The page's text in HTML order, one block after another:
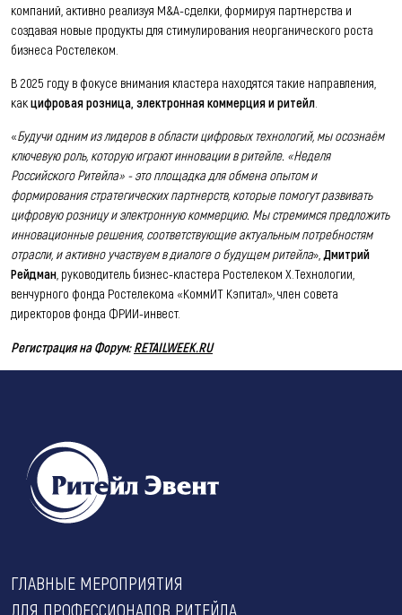
компаний, активно реализуя M&A-сделки, формируя партнерства и
создавая новые продукты для стимулирования неорганического роста
бизнеса Ростелеком.
В 2025 году в фокусе внимания кластера находятся такие направления,
какцифровая розница, электронная коммерция и ритейл
«Будучи одним из лидеров в области цифровых технологий, мы осознаём
ключевую роль, которую играют инновации в ритейле. «Неделя
Российского Ритейла» - это площадка для обмена опытом и
формирования стратегических партнерств, которые помогут развивать
цифровую розницу и электронную коммерцию. Мы стремимся предложить
инновационные решения, соответствующие актуальным потребностям
отрасли, и активно участвуем в диалоге о будущем ритейла», Дмитрий
Рейдман , руководитель бизнес-кластера Ростелеком Х.Технологии,
венчурного фонда Ростелекома «КоммИТ Кэпитал», член совета
директоров фонда ФРИИ-инвест.
Регистрация на Форум:RETAILWEEK.RU
ГЛАВНЫЕ МЕРОПРИЯТИЯ
ДЛЯ ПРОФЕССИОНАЛОВ РИТЕЙЛА